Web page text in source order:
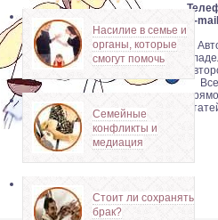
Насилие в семье и
органы, которые
смогут помочь
Семейные
конфликты и
медиация
Стоит ли сохранять
брак?
E-
©
Все